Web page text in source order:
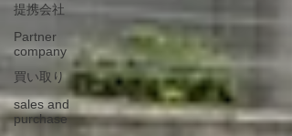
提携会社
Partner
company
買い取り
sales and
purchase